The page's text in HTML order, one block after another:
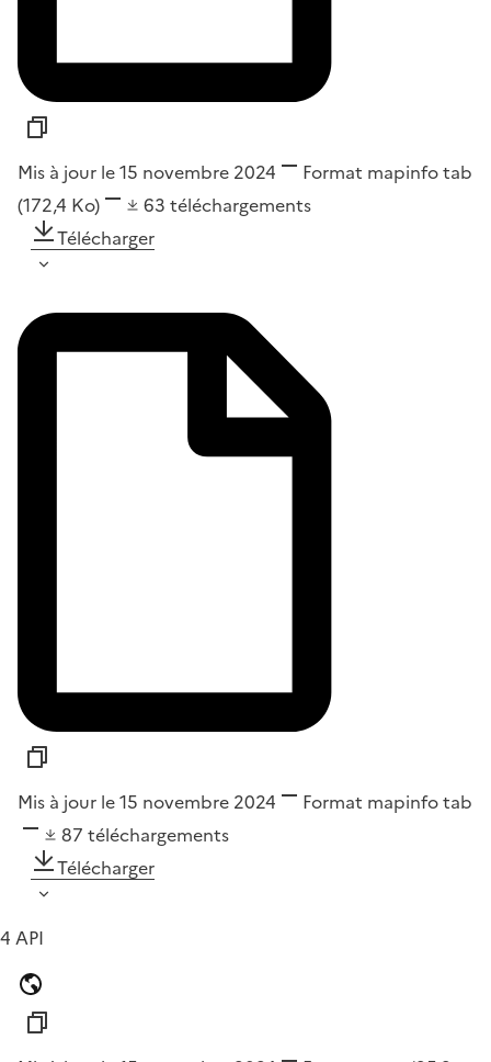
Mis à jour le 15 novembre 2024 Format mapinfo tab
(172,4 Ko)
63 téléchargements
Télécharger
Mis à jour le 15 novembre 2024 Format mapinfo tab
87 téléchargements
Télécharger
4 API